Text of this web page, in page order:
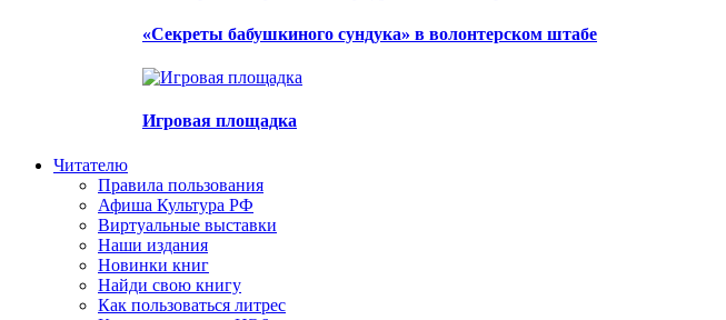
«Секреты бабушкиного сундука» в волонтерском штабе
Игровая площадка
Читателю
Правила пользования
Афиша Культура РФ
Виртуальные выставки
Наши издания
Новинки книг
Найди свою книгу
Как пользоваться литрес